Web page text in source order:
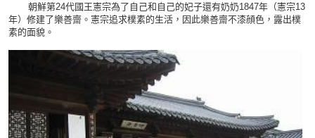
朝鮮第24代國王憲宗為了自己和自己的妃子還有奶奶1847年（憲宗13
年）修建了樂善齋。憲宗追求樸素的生活，因此樂善齋不漆顔色，露出樸
素的面貌。